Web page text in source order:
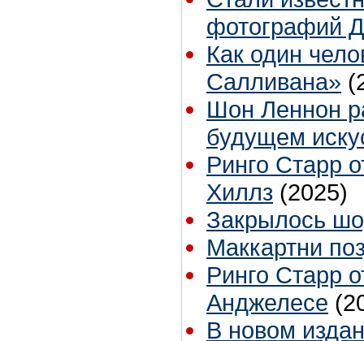
фотографий
Как один
Салливана»
Шон Леннон
будущем
Ринго Старр
Хиллз (2025)
Закрылось
Маккартни
Ринго Старр
Анджелесе
В новом